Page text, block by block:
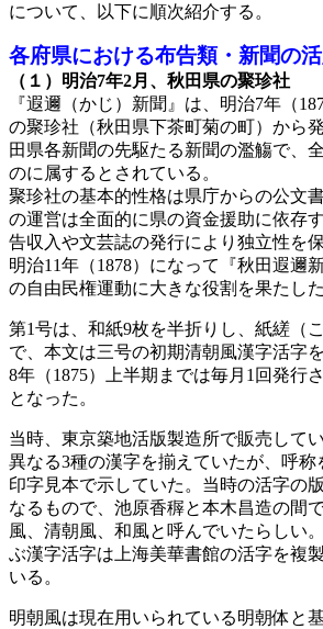
について、以下に順次紹介する。
各府県における布告類・新聞の
（１）明治7年2月、秋田県の聚珍社
『遐邇（かじ）新聞』は、明治7年（
の聚珍社（秋田県下茶町菊の町）から
田県各新聞の先駆たる新聞の濫觴で、
のに属するとされている。
聚珍社の基本的性格は県庁からの公文
の運営は全面的に県の資金援助に依存
告収入や文芸誌の発行により独立性を保
明治11年（1878）になって『秋田遐邇
の自由民権運動に大きな役割を果たし
第1号は、和紙9枚を半折りし、紙縒（
で、本文は三号の初期清朝風漢字活字
8年（1875）上半期までは毎月1回発行
となった。
当時、東京築地活版製造所で販売して
異なる3種の漢字を揃えていたが、呼称
印字見本で示していた。当時の活字の
なるもので、池原香稺と本木昌造の間
風、清朝風、和風と呼んでいたらしい
ぶ漢字活字は上海美華書館の活字を複
いる。
明朝風は現在用いられている明朝体と